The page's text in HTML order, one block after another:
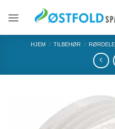
HJEM / TILBEHØR /